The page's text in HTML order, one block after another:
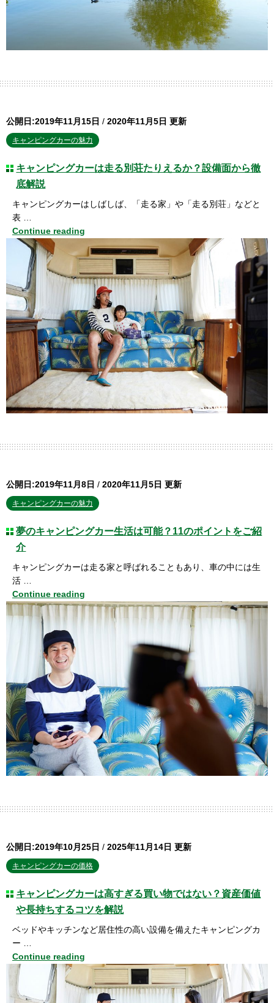
公開日:2019年11月15日 / 2020年11月5日 更新
キャンピングカーの魅力
キャンピングカーは走る別荘たりえるか？設備面から徹
底解説
キャンピングカーはしばしば、「走る家」や「走る別荘」などと
表 …
Continue reading
公開日:2019年11月8日 / 2020年11月5日 更新
キャンピングカーの魅力
夢のキャンピングカー生活は可能？11のポイントをご紹
介
キャンピングカーは走る家と呼ばれることもあり、車の中には生
活 …
Continue reading
公開日:2019年10月25日 / 2025年11月14日 更新
キャンピングカーの価格
キャンピングカーは高すぎる買い物ではない？資産価値
や長持ちするコツを解説
ベッドやキッチンなど居住性の高い設備を備えたキャンピングカ
ー …
Continue reading